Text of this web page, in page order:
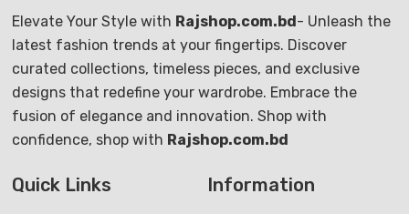
Elevate Your Style with Rajshop.com.bd- Unleash the
latest fashion trends at your fingertips. Discover
curated collections, timeless pieces, and exclusive
designs that redefine your wardrobe. Embrace the
fusion of elegance and innovation. Shop with
confidence, shop with Rajshop.com.bd
Quick Links Information